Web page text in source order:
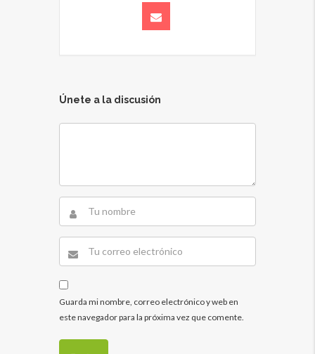
Únete a la discusión
Guarda mi nombre, correo electrónico y web en
este navegador para la próxima vez que comente.